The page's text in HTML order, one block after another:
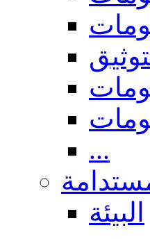
...
البيئة